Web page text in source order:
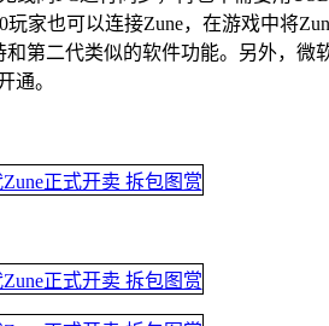
家也可以连接Zune，在游戏中将
第二代类似的软件功能。另外，微
通。